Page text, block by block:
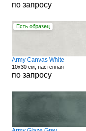
по запросу
Есть образец
Army Canvas White
10x30 см, настенная
по запросу